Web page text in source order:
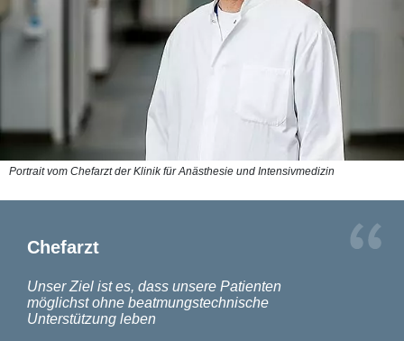
Chefarzt
Unser Ziel ist es, dass unsere Patienten
möglichst ohne beatmungstechnische
Unterstützung leben
Portrait vom Chefarzt der Klinik für Anästhesie und Intensivmedizin